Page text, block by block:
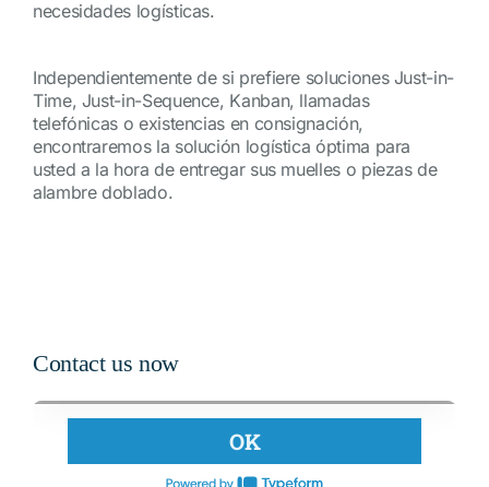
necesidades logísticas.
Independientemente de si prefiere soluciones Just-in-
Time, Just-in-Sequence, Kanban, llamadas
telefónicas o existencias en consignación,
encontraremos la solución logística óptima para
usted a la hora de entregar sus muelles o piezas de
alambre doblado.
Contact us now